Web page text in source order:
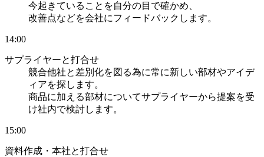
今起きていることを自分の目で確かめ、
改善点などを会社にフィードバックします。
14:00
サプライヤーと打合せ
競合他社と差別化を図る為に常に新しい部材やアイデ
ィアを探します。
商品に加える部材についてサプライヤーから提案を受
け社内で検討します。
15:00
資料作成・本社と打合せ